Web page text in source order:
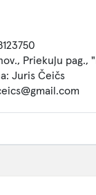
Priekuļu pag.,
Juris Čeičs